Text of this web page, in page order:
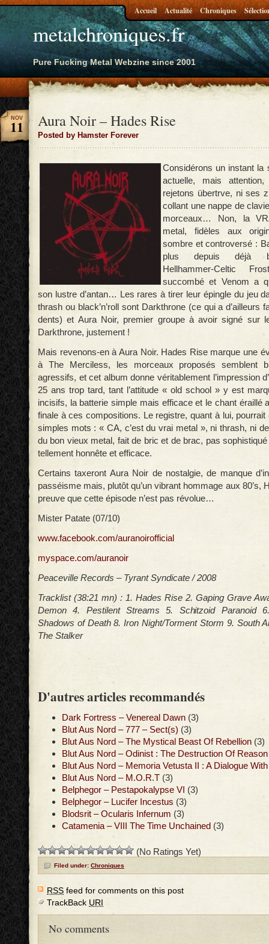
metalchroniques.fr
Pure Fucking Metal Webzine since 2001
Accueil Actualité Chroniques
Aura Noir – Hades Rise
Posted by Hamster Forever
NOV
11
Considérons un instant la
actuelle, mais
rejetons übertrve, ni ses
collant une nappe de
morceaux… Non, la
metal, fidèles aux
sombre et controversé :
plus depuis déjà
Hellhammer-Celtic
succombé et Venom a
son lustre d’antan… Les rares à tirer leur épingle du jeu
thrash ou black’n’roll sont Darkthrone (ce qui a d’ailleurs
dents) et Aura Noir, premier groupe à avoir signé sur
Darkthrone, justement !
Mais revenons-en à Aura Noir. Hades Rise marque une
à The Merciless, les morceaux proposés semblent
agressifs, et cet album donne véritablement l’impression
25 ans trop tard, tant l’attitude « old school » y est
incisifs, la batterie simple mais efficace et le chant éraillé
finale à ces compositions. Le registre, quant à lui,
simples mots : « CA, c’est du vrai metal », ni thrash, ni
du bon vieux metal, fait de bric et de brac, pas
tellement honnête et efficace.
Certains taxeront Aura Noir de nostalgie, de manque
passéisme mais, plutôt qu’un vibrant hommage aux 80’s,
preuve que cette épisode n’est pas révolue…
Mister Patate (07/10)
www.facebook.com/auranoirofficial
myspace.com/auranoir
Peaceville Records – Tyrant Syndicate / 2008
Tracklist (38:21 mn) : 1. Hades Rise 2. Gaping Grave
Demon 4. Pestilent Streams 5. Schitzoid Paranoid
Shadows of Death 8. Iron Night/Torment Storm 9. South
The Stalker
D'autres articles recommandés
Dark Fortress – Venereal Dawn (3)
Blut Aus Nord – 777 – Sect(s) (3)
Blut Aus Nord – The Mystical Beast Of Rebellion (3)
Blut Aus Nord – Odinist : The Destruction Of
Blut Aus Nord – Memoria Vetusta II : A Dialogue
Blut Aus Nord – M.O.R.T (3)
Belphegor – Pestapokalypse VI (3)
Belphegor – Lucifer Incestus (3)
Blodsrit – Ocularis Infernum (3)
Catamenia – VIII The Time Unchained (3)
(No Ratings Yet)
Filed under: Chroniques
RSS feed for comments on this post
TrackBack URI
No comments